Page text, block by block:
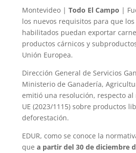
Montevideo | Todo El Campo |
los nuevos requisitos para que
habilitados puedan exportar
productos cárnicos y
Unión Europea.
Dirección General de Servicios
Ministerio de Ganadería,
emitió una resolución, respecto al
UE (2023/1115) sobre productos
deforestación.
EDUR, como se conoce la
que a partir del 30 de diciembre